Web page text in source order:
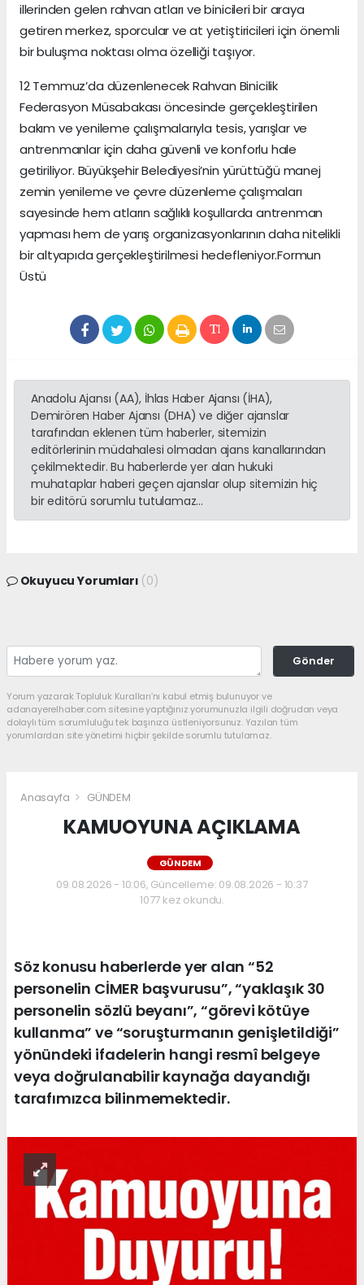
illerinden gelen rahvan atları ve binicileri bir araya
getiren merkez, sporcular ve at yetiştiricileri için önemli
bir buluşma noktası olma özelliği taşıyor.
12 Temmuz’da düzenlenecek Rahvan Binicilik
Federasyon Müsabakası öncesinde gerçekleştirilen
bakım ve yenileme çalışmalarıyla tesis, yarışlar ve
antrenmanlar için daha güvenli ve konforlu hale
getiriliyor. Büyükşehir Belediyesi’nin yürüttüğü manej
zemin yenileme ve çevre düzenleme çalışmaları
sayesinde hem atların sağlıklı koşullarda antrenman
yapması hem de yarış organizasyonlarının daha nitelikli
bir altyapıda gerçekleştirilmesi hedefleniyor.Formun
Üstü
Anadolu Ajansı (AA), İhlas Haber Ajansı (İHA),
Demirören Haber Ajansı (DHA) ve diğer ajanslar
tarafından eklenen tüm haberler, sitemizin
editörlerinin müdahalesi olmadan ajans kanallarından
çekilmektedir. Bu haberlerde yer alan hukuki
muhataplar haberi geçen ajanslar olup sitemizin hiç
bir editörü sorumlu tutulamaz...
Okuyucu Yorumları (0)
Gönder
Yorum yazarak Topluluk Kuralları’nı kabul etmiş bulunuyor ve
adanayerelhaber.com sitesine yaptığınız yorumunuzla ilgili doğrudan veya
dolaylı tüm sorumluluğu tek başınıza üstleniyorsunuz. Yazılan tüm
yorumlardan site yönetimi hiçbir şekilde sorumlu tutulamaz.
Anasayfa GÜNDEM
KAMUOYUNA AÇIKLAMA
GÜNDEM
09.08.2026 - 10:06, Güncelleme: 09.08.2026 - 10:37
1077 kez okundu.
Söz konusu haberlerde yer alan “52
personelin CİMER başvurusu”, “yaklaşık 30
personelin sözlü beyanı”, “görevi kötüye
kullanma” ve “soruşturmanın genişletildiği”
yönündeki ifadelerin hangi resmî belgeye
veya doğrulanabilir kaynağa dayandığı
tarafımızca bilinmemektedir.